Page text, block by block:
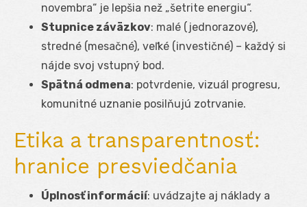
novembra“ je lepšia než „šetrite energiu“.
Stupnice záväzkov: malé (jednorazové),
stredné (mesačné), veľké (investičné) – každý si
nájde svoj vstupný bod.
Spätná odmena: potvrdenie, vizuál progresu,
komunitné uznanie posilňujú zotrvanie.
Etika a transparentnosť:
hranice presviedčania
Úplnosť informácií: uvádzajte aj náklady a